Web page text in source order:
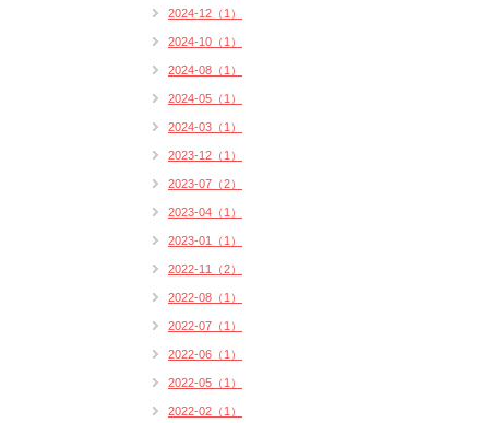
2024-12（1）
2024-10（1）
2024-08（1）
2024-05（1）
2024-03（1）
2023-12（1）
2023-07（2）
2023-04（1）
2023-01（1）
2022-11（2）
2022-08（1）
2022-07（1）
2022-06（1）
2022-05（1）
2022-02（1）